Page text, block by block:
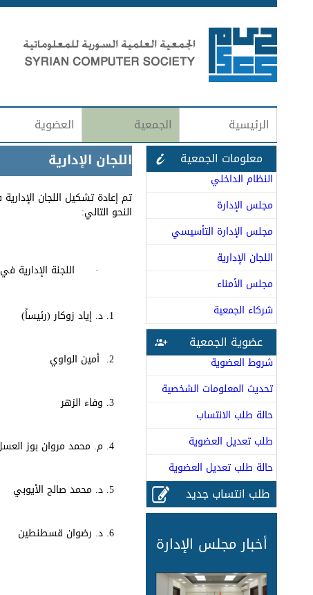
الرئيسية الجمعية العضوية
اللجان الإدارية
النحو التالي:
· اللجنة الإدارية في
1. د. إياد زوكار (رئيساً)
2. أمين الواوي
3. وفاء الزهر
4. م. محمد مروان بوز العسل
5. د. محمد صالح الأيوبي
6. د. رضوان قسطنطين
معلومات الجمعية
النظام الداخلي
مجلس الإدارة
مجلس الإدارة التأسيسي
اللجان الإدارية
مجلس الأمناء
شركاء الجمعية
عضوية الجمعية
شروط العضوية
تحديث المعلومات الشخصية
حالة طلب الانتساب
طلب تعديل العضوية
حالة طلب تعديل العضوية
طلب انتساب جديد
أخبار مجلس الإدارة